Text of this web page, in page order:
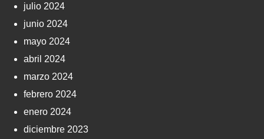
julio 2024
junio 2024
mayo 2024
abril 2024
marzo 2024
febrero 2024
enero 2024
diciembre 2023